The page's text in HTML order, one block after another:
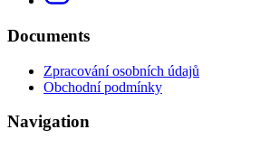
Documents
Zpracování osobních údajů
Obchodní podmínky
Navigation